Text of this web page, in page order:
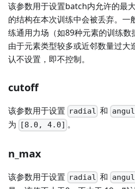
该参数用于设置batch内允许的最
的结构在本次训练中会被丢弃。
练通用力场（如89种元素的训练
由于元素类型较多或近邻数量过大
认不设置，即不控制。
cutoff
该参数用于设置 radial 和
为
[8.0, 4.0] 。
n_max
该参数用于设置 radial 和